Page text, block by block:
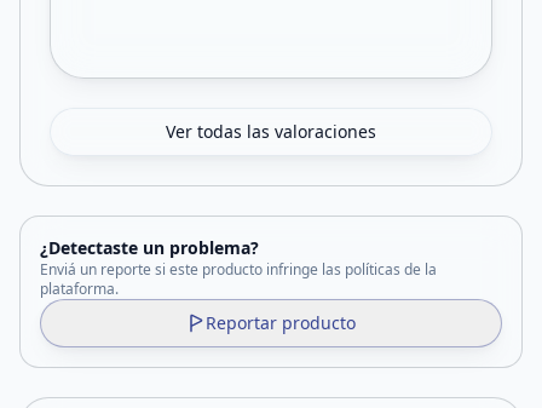
Ver todas las valoraciones
¿Detectaste un problema?
Enviá un reporte si este producto infringe las políticas de la
plataforma.
Reportar producto